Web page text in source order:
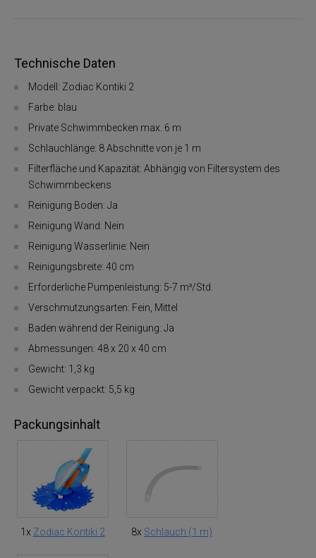
Technische Daten
Modell: Zodiac Kontiki 2
Farbe: blau
Private Schwimmbecken max. 6 m
Schlauchlänge: 8 Abschnitte von je 1 m
Filterfläche und Kapazität: Abhängig von Filtersystem des
Schwimmbeckens
Reinigung Boden: Ja
Reinigung Wand: Nein
Reinigung Wasserlinie: Nein
Reinigungsbreite: 40 cm
Erforderliche Pumpenleistung: 5-7 m³/Std.
Verschmutzungsarten: Fein, Mittel
Baden während der Reinigung: Ja
Abmessungen: 48 x 20 x 40 cm
Gewicht: 1,3 kg
Gewicht verpackt: 5,5 kg
Packungsinhalt
1x Zodiac Kontiki 2 8x Schlauch (1 m)